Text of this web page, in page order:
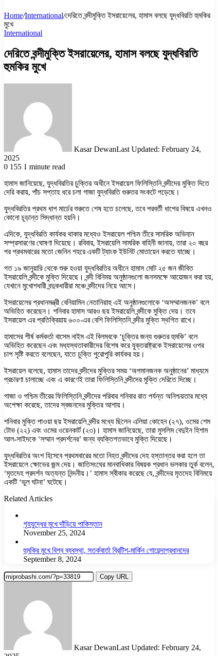
Home/International/দেরিতে বন্দীমুক্তি ইসরায়েলের, হামাস বলছে যুদ্ধবিরতি হুমকির
মুখে
International
দেরিতে বন্দীমুক্তি ইসরায়েলের, হামাস বলছে যুদ্ধবিরতি
হুমকির মুখে
Kasar DewanLast Updated: February 24,
2025
0 155 1 minute read
হামাস জানিয়েছে, যুদ্ধবিরতির চুক্তির অধীনে ইসরায়েল ফিলিস্তিনি বন্দীদের মুক্তি দিতে
দেরি করায়, পাঁচ সপ্তাহ ধরে চলা গাজা যুদ্ধবিরতি গুরুতর সংকটে পড়েছে।
যুদ্ধবিরতির প্রথম ধাপ মার্চের শুরুতে শেষ হতে চলেছে, তবে পরবর্তী ধাপের বিষয়ে এখনও
কোনো চূড়ান্ত সিদ্ধান্ত হয়নি।
এদিকে, যুদ্ধবিরতি কার্যকর থাকার মধ্যেও ইসরায়েল পশ্চিম তীরে সামরিক অভিযান
সম্প্রসারণের ঘোষণা দিয়েছে। রবিবার, ইসরায়েলি সামরিক বাহিনী জানায়, তারা ২০ বছর
পর প্রথমবারের মতো জেনিন শহরে একটি ট্যাংক ইউনিট মোতায়েন করতে যাচ্ছে।
গত ১৯ জানুয়ারি থেকে শুরু হওয়া যুদ্ধবিরতির অধীনে হামাস মোট ২৫ জন জীবিত
ইসরায়েলি বন্দীকে মুক্তি দিয়েছে। বন্দী বিনিময় অনুষ্ঠানগুলো জনসমক্ষে আয়োজন করা হয়,
যেখানে মুখোশধারী বন্দুকধারীরা মঞ্চে বন্দীদের নিয়ে আসে।
ইসরায়েলের প্রধানমন্ত্রী বেনিয়ামিন নেতানিয়াহু এই অনুষ্ঠানগুলোকে ‘অসম্মানজনক’ বলে
অভিহিত করেছেন। শনিবার হামাস আরও ছয় ইসরায়েলি বন্দীকে মুক্তি দেয়। তবে
ইসরায়েল এর প্রতিক্রিয়ায় ৬০০-এর বেশি ফিলিস্তিনি বন্দীর মুক্তি স্থগিত রাখে।
হামাসের শীর্ষ কর্মকর্তা বাসেম নাইম এই বিলম্বকে ‘চুক্তির জন্য গুরুতর হুমকি’ বলে
অভিহিত করেছেন এবং মধ্যস্থতাকারীদের বিশেষ করে যুক্তরাষ্ট্রকে ইসরায়েলের ওপর
চাপ সৃষ্টি করতে বলেছেন, যাতে চুক্তি পুরোপুরি কার্যকর হয়।
ইসরায়েল বলেছে, হামাস তাদের বন্দীদের মুক্তির সময় ‘অপমানজনক অনুষ্ঠানের’ মাধ্যমে
প্রচারণা চালাচ্ছে এবং এ কারণেই তারা ফিলিস্তিনি বন্দীদের মুক্তি দেরিতে দিচ্ছে।
গাজা ও পশ্চিম তীরের ফিলিস্তিনি বন্দীদের পরিবার শনিবার রাত পর্যন্ত অনিশ্চয়তার মধ্যে
অপেক্ষা করেছে, তাদের স্বজনদের মুক্তির আশায়।
শনিবার মুক্তি পাওয়া ছয় ইসরায়েলি বন্দীর মধ্যে ছিলেন এলিয়া কোহেন (২৭), ওমের শেম
টোভ (২২) এবং ওমের ওয়েনকার্ট (২৩)। হামাস জানিয়েছে, তারা মুসলিম বেদুইন হিশাম
আল-সাইদকে ‘সম্মান প্রদর্শনের’ জন্য ব্যক্তিগতভাবে মুক্তি দিয়েছে।
যুদ্ধবিরতির অংশ হিসেবে প্রথমবারের মতো নিহত বন্দীদের দেহ হস্তান্তর করা হলে তা
ইসরায়েলে ক্ষোভের জন্ম দেয়। জাতিসংঘের মানবাধিকার বিষয়ক প্রধান ভলকার তুর্ক বলেন,
‘মৃতদেহ প্রদর্শন অত্যন্ত নিন্দনীয়।’ হামাস স্বীকার করেছে যে, বন্দীদের মৃতদেহ বিনিময়ে
একটি ‘ভুল ঘটনা’ ঘটেছে।
Related Articles
গৃহযুদ্ধের মুখে দাঁড়িয়ে পাকিস্তান
November 25, 2024
হুমকির মুখে বিশ্ব ব্যবস্থা, সতর্কবার্তা ব্রিটিশ-মার্কিন গোয়েন্দাপ্রধানদের
September 8, 2024
Copy URL
Kasar DewanLast Updated: February 24,